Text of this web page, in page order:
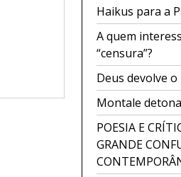
Haikus para a
A quem
“censura”?
Deus devolve
Montale
POESIA E
GRANDE